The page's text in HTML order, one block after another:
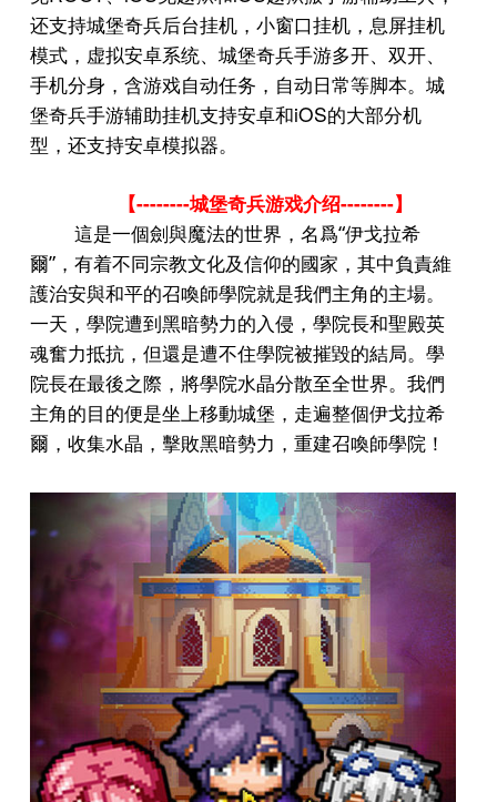
还支持城堡奇兵后台挂机，小窗口挂机，息屏挂机
模式，虚拟安卓系统、城堡奇兵手游多开、双开、
手机分身，含游戏自动任务，自动日常等脚本。城
堡奇兵手游辅助挂机支持安卓和iOS的大部分机
型，还支持安卓模拟器。
【--------城堡奇兵游戏介绍--------】
這是一個劍與魔法的世界，名爲“伊戈拉希
爾” ，有着不同宗教文化及信仰的國家，其中負責維
護治安與和平的召喚師學院就是我們主角的主場。
一天，學院遭到黑暗勢力的入侵，學院長和聖殿英
魂奮力抵抗，但還是遭不住學院被摧毀的結局。學
院長在最後之際，將學院水晶分散至全世界。我們
主角的目的便是坐上移動城堡，走遍整個伊戈拉希
爾，收集水晶，擊敗黑暗勢力，重建召喚師學院！